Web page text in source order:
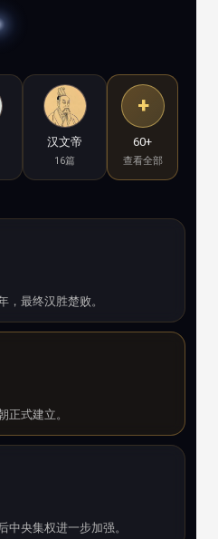
汉文帝
16篇
+
60+
查看全部
，最终汉胜楚败。
正式建立。
中央集权进一步加强。